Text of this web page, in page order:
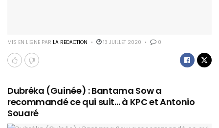
MIS EN LIGNE PAR LA REDACTION 13 JUILLET 2020 0
Dubréka (Guinée) : Bantama Sow a
recommandé ce qui suit… à KPC et Antonio
Souaré